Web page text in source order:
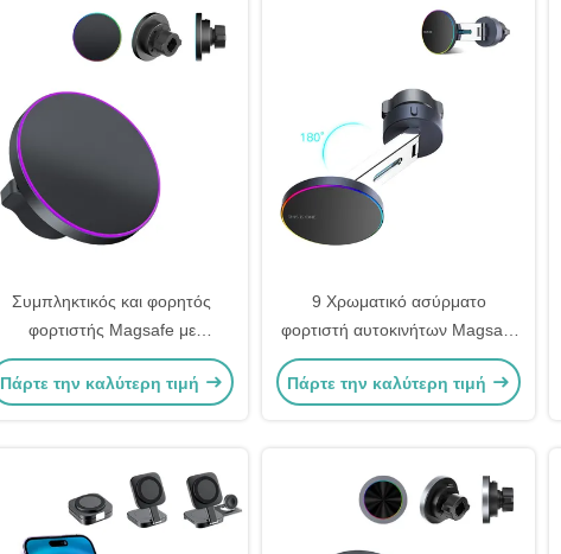
Συμπληκτικός και φορητός
φορτιστής Magsafe με
προσαρμοσμένο σχεδιασμό
Πάρτε την καλύτερη τιμή
9 Χρωματικό ασύρματο
φορτιστή αυτοκινήτων Magsafe
φωτισμός Animation Ρυθμίσιμη
γωνία
Πάρτε την καλύτερη τιμή